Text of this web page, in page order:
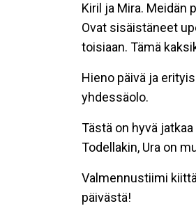
Kiril ja Mira. Meidän
Ovat sisäistäneet
toisiaan. Tämä
Hieno päivä ja
yhdessäolo.
Tästä on hyvä
Todellakin, Ura on
Valmennustiimi
päivästä!